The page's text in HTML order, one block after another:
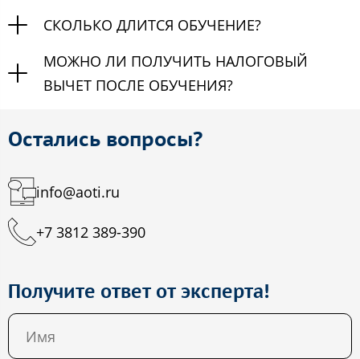
СКОЛЬКО ДЛИТСЯ ОБУЧЕНИЕ?
МОЖНО ЛИ ПОЛУЧИТЬ НАЛОГОВЫЙ
ВЫЧЕТ ПОСЛЕ ОБУЧЕНИЯ?
Остались вопросы?
info@aoti.ru
+7 3812 389-390
Получите ответ от эксперта!